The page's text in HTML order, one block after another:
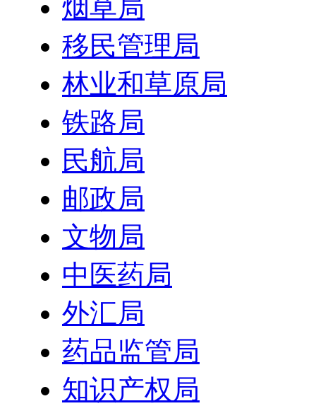
烟草局
移民管理局
林业和草原局
铁路局
民航局
邮政局
文物局
中医药局
外汇局
药品监管局
知识产权局